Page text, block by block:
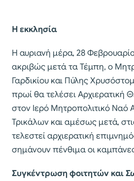
Η εκκλησία
Η αυριανή μέρα, 28
ακριβώς μετά τα Τέμπη, ο
Γαρδικίου και Πύλης
πρωί θα τελέσει Αρχιερατική
στον Ιερό Μητροπολιτικό Ναό
Τρικάλων και αμέσως μετά,
τελεστεί αρχιερατική
σημάνουν πένθιμα οι
Συγκέντρωση φοιτητών και